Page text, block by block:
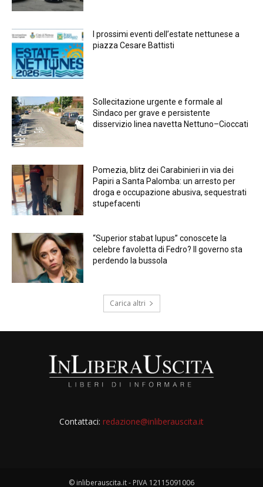
I prossimi eventi dell’estate nettunese a
piazza Cesare Battisti
Sollecitazione urgente e formale al
Sindaco per grave e persistente
disservizio linea navetta Nettuno–Cioccati
Pomezia, blitz dei Carabinieri in via dei
Papiri a Santa Palomba: un arresto per
droga e occupazione abusiva, sequestrati
stupefacenti
“Superior stabat lupus” conoscete la
celebre favoletta di Fedro? Il governo sta
perdendo la bussola
Carica altri
Contattaci: redazione@inliberauscita.it
© inliberauscita.it - PIVA 12115091006